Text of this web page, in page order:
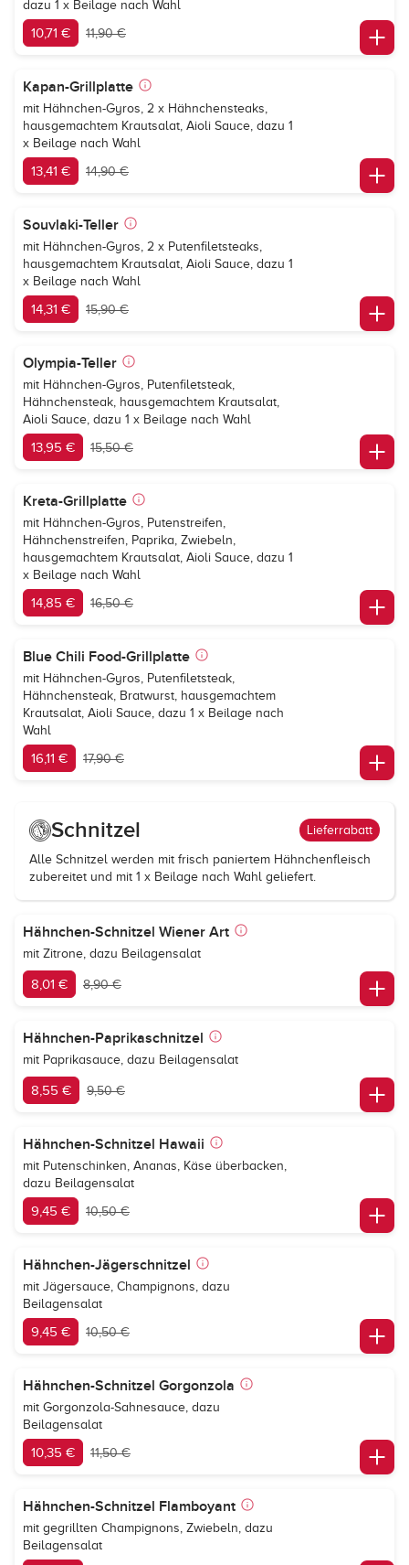
dazu 1 x Beilage nach Wahl
10,71 € 11,90 €
Kapan-Grillplatte
mit Hähnchen-Gyros, 2 x Hähnchensteaks,
hausgemachtem Krautsalat, Aioli Sauce, dazu 1
x Beilage nach Wahl
13,41 € 14,90 €
Souvlaki-Teller
mit Hähnchen-Gyros, 2 x Putenfiletsteaks,
hausgemachtem Krautsalat, Aioli Sauce, dazu 1
x Beilage nach Wahl
14,31 € 15,90 €
Olympia-Teller
mit Hähnchen-Gyros, Putenfiletsteak,
Hähnchensteak, hausgemachtem Krautsalat,
Aioli Sauce, dazu 1 x Beilage nach Wahl
13,95 € 15,50 €
Kreta-Grillplatte
mit Hähnchen-Gyros, Putenstreifen,
Hähnchenstreifen, Paprika, Zwiebeln,
hausgemachtem Krautsalat, Aioli Sauce, dazu 1
x Beilage nach Wahl
14,85 € 16,50 €
Blue Chili Food-Grillplatte
mit Hähnchen-Gyros, Putenfiletsteak,
Hähnchensteak, Bratwurst, hausgemachtem
Krautsalat, Aioli Sauce, dazu 1 x Beilage nach
Wahl
16,11 € 17,90 €
Schnitzel Lieferrabatt
Alle Schnitzel werden mit frisch paniertem Hähnchenfleisch
zubereitet und mit 1 x Beilage nach Wahl geliefert.
Hähnchen-Schnitzel Wiener Art
mit Zitrone, dazu Beilagensalat
8,01 € 8,90 €
Hähnchen-Paprikaschnitzel
mit Paprikasauce, dazu Beilagensalat
8,55 € 9,50 €
Hähnchen-Schnitzel Hawaii
mit Putenschinken, Ananas, Käse überbacken,
dazu Beilagensalat
9,45 € 10,50 €
Hähnchen-Jägerschnitzel
mit Jägersauce, Champignons, dazu
Beilagensalat
9,45 € 10,50 €
Hähnchen-Schnitzel Gorgonzola
mit Gorgonzola-Sahnesauce, dazu
Beilagensalat
10,35 € 11,50 €
Hähnchen-Schnitzel Flamboyant
mit gegrillten Champignons, Zwiebeln, dazu
Beilagensalat